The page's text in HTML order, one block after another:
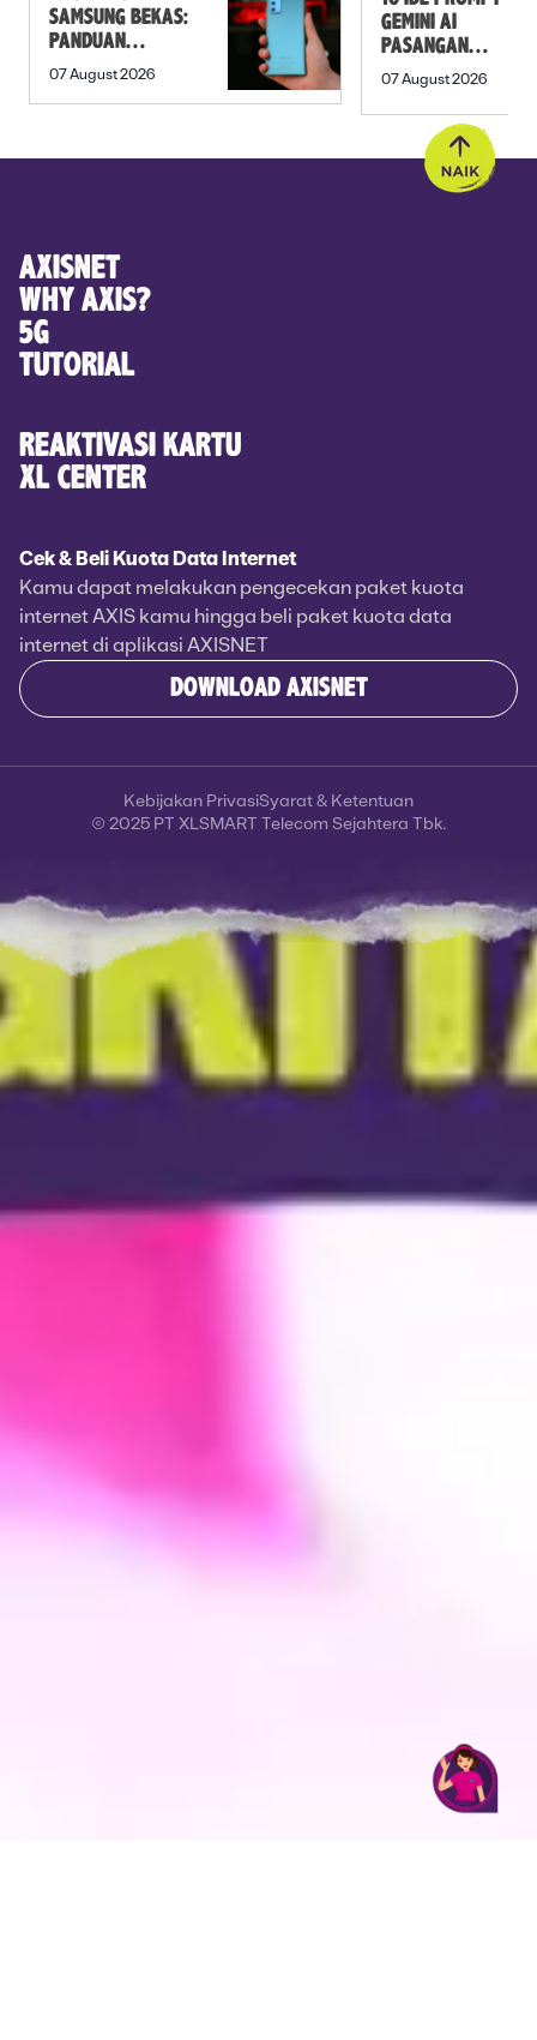
SAMSUNG BEKAS:
PANDUAN
SEBELUM
07 August 2026
GEMINI AI
PASANGAN
PREWEDDING
07 August 2026
AXISNET
WHY AXIS?
5G
TUTORIAL
REAKTIVASI KARTU
XL CENTER
Cek & Beli Kuota Data Internet
Kamu dapat melakukan pengecekan paket kuota
internet AXIS kamu hingga beli paket kuota data
internet di aplikasi AXISNET
DOWNLOAD AXISNET
© 2025 PT XLSMART Telecom Sejahtera Tbk.
Kebijakan PrivasiSyarat & Ketentuan